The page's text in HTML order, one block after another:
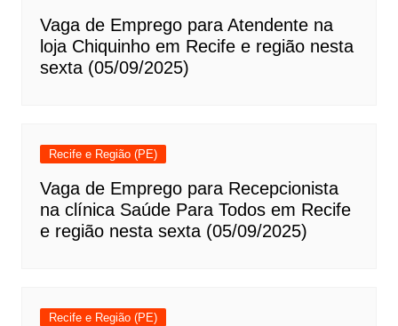
Vaga de Emprego para Atendente na
loja Chiquinho em Recife e região nesta
sexta (05/09/2025)
Recife e Região (PE)
Vaga de Emprego para Recepcionista
na clínica Saúde Para Todos em Recife
e região nesta sexta (05/09/2025)
Recife e Região (PE)